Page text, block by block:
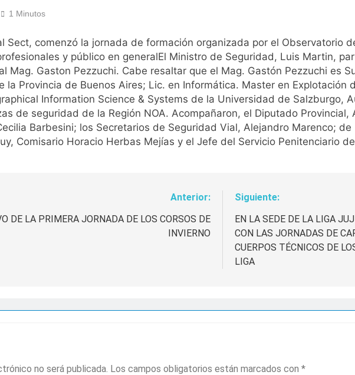
1 Minutos
Sect, comenzó la jornada de formación organizada por el Observatorio
y público en generalEl Ministro de Seguridad, Luis Martin,
Mag. Gaston Pezzuchi. Cabe resaltar que el Mag. Gastón Pezzuchi es
la Provincia de Buenos Aires; Lic. en Informática. Master en Explotación
Information Science & Systems de la Universidad de Salzburgo,
de seguridad de la Región NOA. Acompañaron, el Diputado
Barbesini; los Secretarios de Seguridad Vial, Alejandro Marenco;
Comisario Horacio Herbas Mejías y el Jefe del Servicio Penitenciario
Anterior:
DE LA PRIMERA JORNADA DE LOS CORSOS DE
INVIERNO
Siguiente:
EN LA SEDE DE LA LIGA
CON LAS JORNADAS DE
CUERPOS TÉCNICOS DE
LIGA
no será publicada. Los campos obligatorios están marcados con *